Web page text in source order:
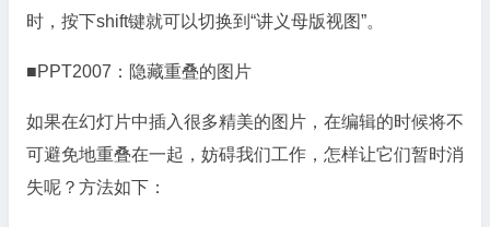
时，按下shift键就可以切换到“讲义母版视图”。
■PPT2007：隐藏重叠的图片
如果在幻灯片中插入很多精美的图片，在编辑的时候将不
可避免地重叠在一起，妨碍我们工作，怎样让它们暂时消
失呢？方法如下：